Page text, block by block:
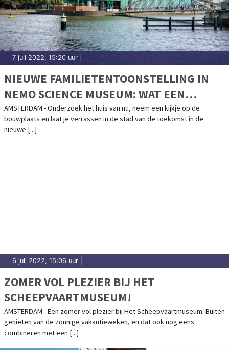
7 juli 2022, 15:20 uur
NIEUWE FAMILIETENTOONSTELLING IN
NEMO SCIENCE MUSEUM: WAT EEN
GEBOUW!
AMSTERDAM - Onderzoek het huis van nu, neem een kijkje op de
bouwplaats en laat je verrassen in de stad van de toekomst in de
nieuwe [...]
6 juli 2022, 15:06 uur
ZOMER VOL PLEZIER BIJ HET
SCHEEPVAARTMUSEUM!
AMSTERDAM - Een zomer vol plezier bij Het Scheepvaartmuseum. Buiten
genieten van de zonnige vakantieweken, en dat ook nog eens
combineren met een [...]